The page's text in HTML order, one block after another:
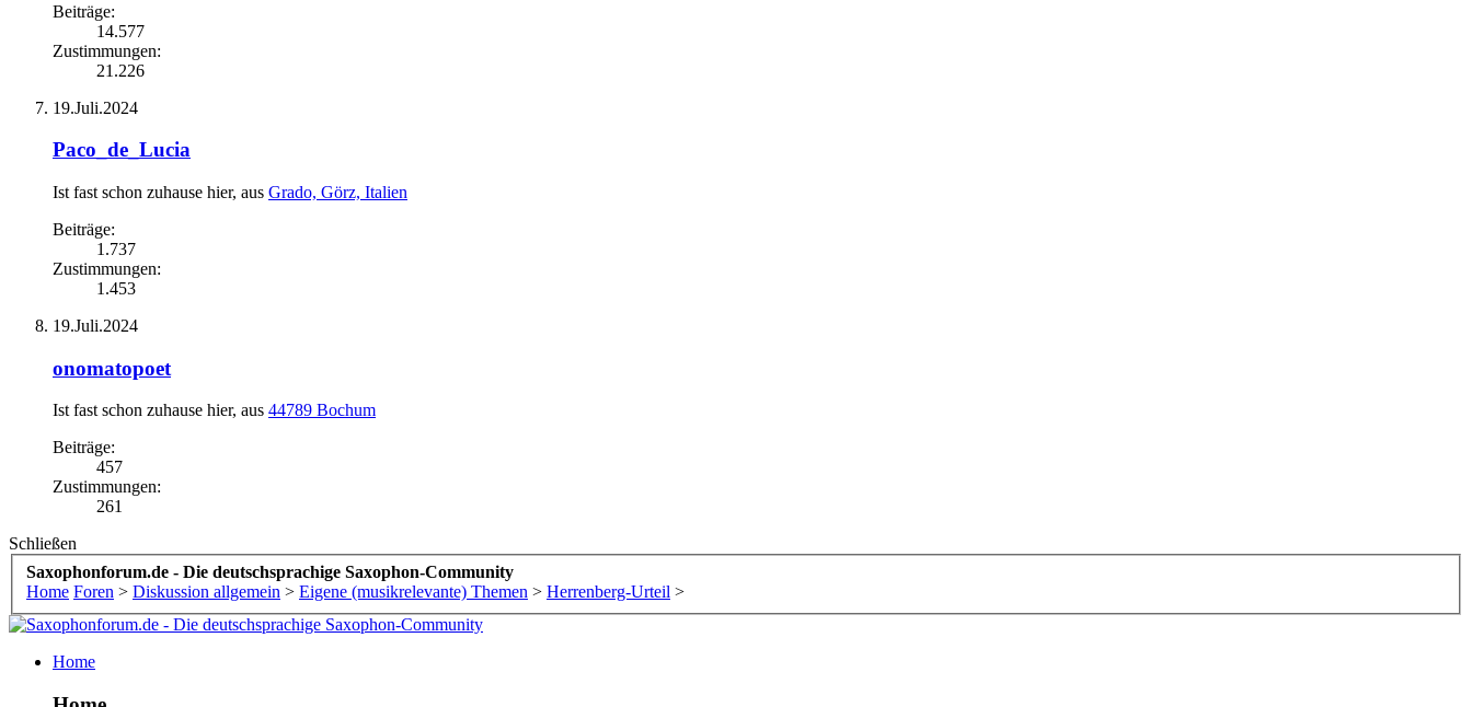
Beiträge:
14.577
Zustimmungen:
21.226
19.Juli.2024
Paco_de_Lucia
Ist fast schon zuhause hier, aus Grado, Görz, Italien
Beiträge:
1.737
Zustimmungen:
1.453
19.Juli.2024
onomatopoet
Ist fast schon zuhause hier, aus 44789 Bochum
Beiträge:
457
Zustimmungen:
261
Schließen
Saxophonforum.de - Die deutschsprachige Saxophon-Community
Home Foren > Diskussion allgemein > Eigene (musikrelevante) Themen > Herrenberg-Urteil >
Home